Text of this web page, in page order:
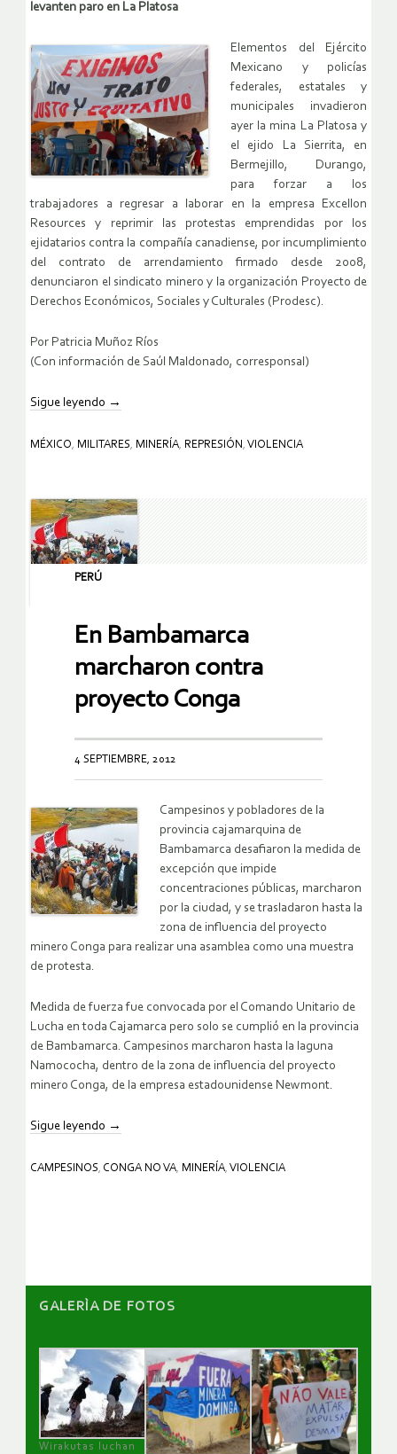
levanten paro en La Platosa
Elementos del Ejército
Mexicano y policías
federales, estatales y
municipales invadieron
ayer la mina La Platosa y
el ejido La Sierrita, en
Bermejillo, Durango,
para forzar a los
trabajadores a regresar a laborar en la empresa Excellon
Resources y reprimir las protestas emprendidas por los
ejidatarios contra la compañía canadiense, por incumplimiento
del contrato de arrendamiento firmado desde 2008,
denunciaron el sindicato minero y la organización Proyecto de
Derechos Económicos, Sociales y Culturales (Prodesc).
Por Patricia Muñoz Ríos
(Con información de Saúl Maldonado, corresponsal)
Sigue leyendo →
MÉXICO, MILITARES, MINERÍA, REPRESIÓN , VIOLENCIA
PERÚ
En Bambamarca
marcharon contra
proyecto Conga
4 SEPTIEMBRE, 2012
Campesinos y pobladores de la
provincia cajamarquina de
Bambamarca desafiaron la medida de
excepción que impide
concentraciones públicas, marcharon
por la ciudad, y se trasladaron hasta la
zona de influencia del proyecto
minero Conga para realizar una asamblea como una muestra
de protesta.
Medida de fuerza fue convocada por el Comando Unitario de
Lucha en toda Cajamarca pero solo se cumplió en la provincia
de Bambamarca. Campesinos marcharon hasta la laguna
Namococha, dentro de la zona de influencia del proyecto
minero Conga, de la empresa estadounidense Newmont.
Sigue leyendo →
CAMPESINOS, CONGA NO VA, MINERÍA, VIOLENCIA
GALERÌA DE FOTOS
Wirakutas luchan